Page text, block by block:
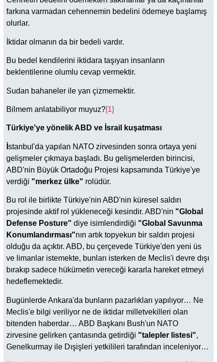
farkına varmadan cehennemin bedelini ödemeye başlamış
olurlar.
İktidar olmanın da bir bedeli vardır.
Bu bedel kendilerini iktidara taşıyan insanların
beklentilerine olumlu cevap vermektir.
Sudan bahaneler ile yan çizmemektir.
Bilmem anlatabiliyor muyuz?[1]
Türkiye'ye yönelik ABD ve İsrail kuşatması
stanbul'da yapılan NATO zirvesinden sonra ortaya yeni
gelişmeler çıkmaya başladı. Bu gelişmelerden birincisi,
ABD'nin Büyük Ortadoğu Projesi kapsamında Türkiye'ye
verdiği "merkez ülke" rolüdür.
Bu rol ile birlikte Türkiye'nin ABD'nin küresel saldırı
projesinde aktif rol yükleneceği kesindir. ABD'nin "Global
Defense Posture" diye isimlendirdiği "Global Savunma
Konumlandırması"nın artık topyekun bir saldırı projesi
olduğu da açıktır. ABD, bu çerçevede Türkiye'den yeni üs
ve limanlar istemekte, bunları isterken de Meclis'i devre dışı
bırakıp sadece hükümetin vereceği kararla hareket etmeyi
hedeflemektedir.
Bugünlerde Ankara'da bunların pazarlıkları yapılıyor… Ne
Meclis'e bilgi veriliyor ne de iktidar milletvekilleri olan
bitenden haberdar… ABD Başkanı Bush'un NATO
zirvesine gelirken çantasında getirdiği "talepler listesi",
Genelkurmay ile Dışişleri yetkilileri tarafından inceleniyor…